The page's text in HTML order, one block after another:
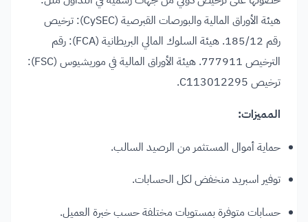
هيئة الأوراق المالية والبورصات القبرصية (CySEC): ترخيص
رقم 185/12. هيئة السلوك المالي البريطانية (FCA): رقم
الترخيص 777911. هيئة الأوراق المالية في موريشيوس (FSC):
ترخيص C113012295.
المميزات:
حماية أموال المستثمر من الرصيد السالب.
توفير اسبريد منخفض لكل الحسابات.
حسابات متوفرة بمستويات مختلفة حسب خبرة العميل.